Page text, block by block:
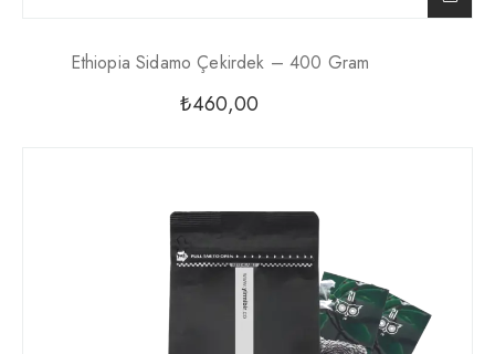
Ethiopia Sidamo Çekirdek – 400 Gram
₺460,00